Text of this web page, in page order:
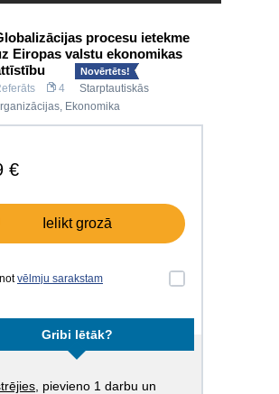
procesu ietekme
Eiropas valstu ekonomikas
Novērtēts!
4
Starptautiskās
, Ekonomika
€
Ielikt grozā
vēlmju sarakstam
Gribi lētāk?
, pievieno 1 darbu un